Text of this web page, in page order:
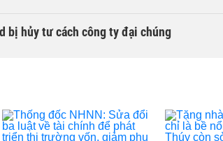
bị hủy tư cách công ty đại chúng